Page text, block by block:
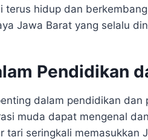
terus hidup dan
Jawa Barat yang selalu
Pendidikan
dalam pendidikan dan
muda dapat mengenal
tari seringkali memasukkan